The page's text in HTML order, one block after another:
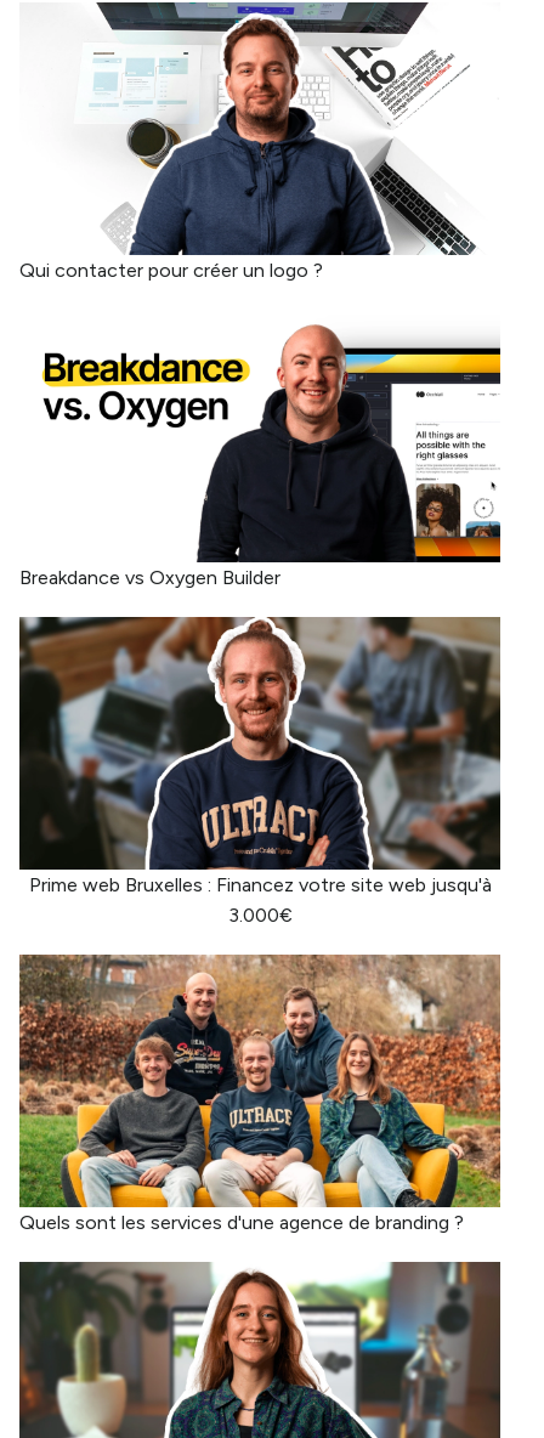
Qui contacter pour créer un logo ?
Breakdance vs Oxygen Builder
Prime web Bruxelles : Financez votre site web jusqu'à
3.000€
Quels sont les services d'une agence de branding ?